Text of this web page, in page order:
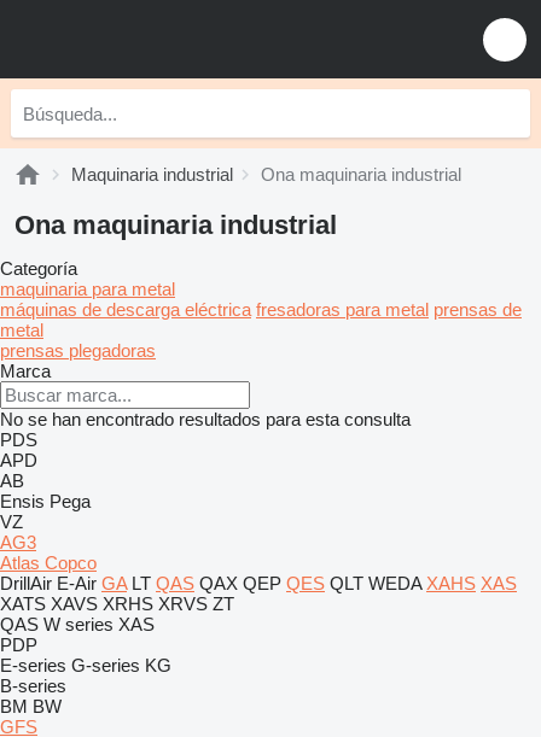
Maquinaria industrial Ona maquinaria industrial
Ona maquinaria industrial
Categoría
maquinaria para metal
máquinas de descarga eléctrica fresadoras para metal prensas de
metal
prensas plegadoras
Marca
No se han encontrado resultados para esta consulta
PDS
APD
AB
Ensis Pega
VZ
AG3
Atlas Copco
DrillAir E-Air GA LT QAS QAX QEP QES QLT WEDA XAHS XAS
XATS XAVS XRHS XRVS ZT
QAS W series XAS
PDP
E-series G-series KG
B-series
BM BW
GFS